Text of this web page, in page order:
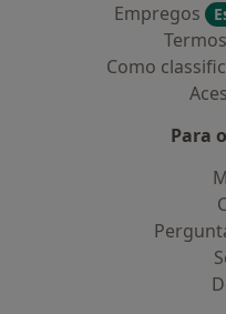
Empregos
Como
Para